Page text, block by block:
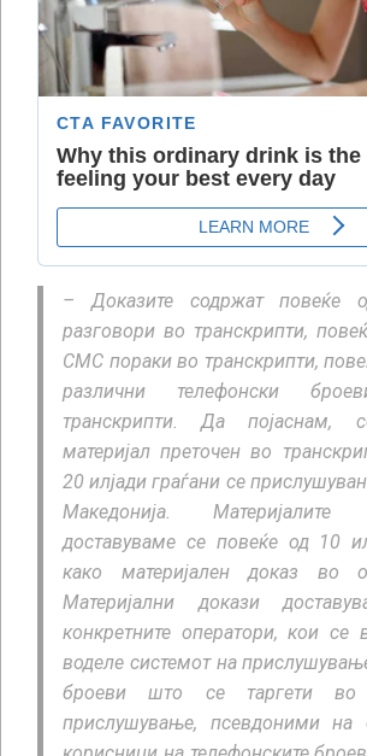
– Доказите содржат повеќе
разговори во транскрипти,
СМС пораки во транскрипти,
различни телефонски
транскрипти. Да појаснам,
материјал преточен во
20 илјади граѓани се
Македонија.
доставуваме се повеќе од 10
како материјален доказ во
Материјални докази
конкретните оператори, кои се
воделе системот на
броеви што се таргети во
прислушување, псевдоними на